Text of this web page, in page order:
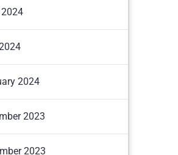
2024
2023
2023